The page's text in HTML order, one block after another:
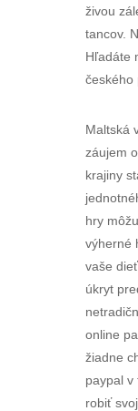
živou
tancov.
Hľadáte
českého
Maltská
záujem
krajiny
hry
výherné
vaše
úkryt
online
žiadne
paypal v
robiť